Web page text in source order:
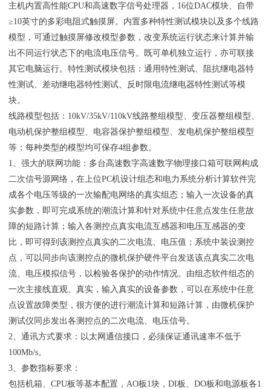
主机内置高性能CPU和高速数字信号处理器，16位DAC模块、自带
≥10英寸的多彩电阻式触摸屏。内置多种特性测试模块以及多个线路
模型，可通过触摸屏修改模型参数，改变系统运行状态来计算并输
出不同运行状态下的电流电压信号。既可单机独立运行，亦可联接
其它电脑运行。特性测试模块包括：通用特性测试、阻抗继电器特
性测试、差动继电器特性测试、反时限电流继电器特性测试等模
块。
线路模型包括：10kV/35kV/110kV线路整组模型、变压器整组模型、
电动机保护整组模型、电容器保护整组模型、发电机保护整组模型
等；每种类型的模型均可保存4组参数。
1、强大的联网功能：多台高速数字高速数字物理接口箱可联网构成
二次信号源网络，在上位PC机设计组态和电力系统分析计算软件完
成各个电压等级的一次输配电网络的真实组态；输入一次设备的真
实参数，即可完成系统的潮流计算和针对系统中任意点发生任意故
障的短路计算；输入各测控点真实电流互感器和电压互感器的变
比，即可得到该测控点真实的二次电流、电压值；系统中装设测控
点，可以同步向该测控点的微机保护硬件平台发送该点真实二次电
流、电压模拟信号，以检验各保护的动作情况。由组态软件组态的
一次主接线直观、真实，输入真实的设备参数，可以在系统中任意
点设置故障类型，很方便的进行潮流计算和短路计算，由微机保护
测试仪同步发出各测控点的二次电流、电压信号。
2、通讯方式要求：以太网通信接口，必须保证通讯速率不低于
100Mb/s。
3、参数指标要求：
包括机箱、CPU板等基本配置，AO板1块，DI板、DO板和电源板各1